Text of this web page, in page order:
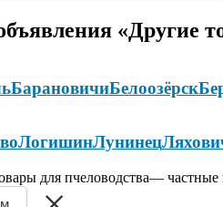
«Другие
БарановичиБелоозёрск
ЛогишинЛунинец
для пчеловодства—